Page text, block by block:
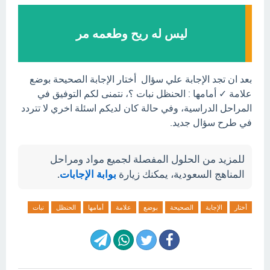
ليس له ريح وطعمه مر
بعد ان تجد الإجابة علي سؤال أختار الإجابة الصحيحة بوضع
علامة ✓ أمامها : الحنظل نبات ؟، نتمنى لكم التوفيق في
المراحل الدراسية، وفي حالة كان لديكم اسئلة اخري لا تتردد
في طرح سؤال جديد.
للمزيد من الحلول المفصلة لجميع مواد ومراحل
المناهج السعودية، يمكنك زيارة بوابة الإجابات.
أختار الإجابة الصحيحة بوضع علامة أمامها الحنظل نبات